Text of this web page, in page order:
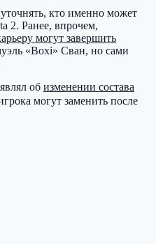
кто именно может
2. Ранее, впрочем,
могут завершить
«Boxi» Сван, но сами
об изменении состава
могут заменить после